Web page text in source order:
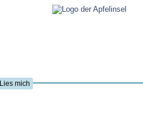
Lies mich